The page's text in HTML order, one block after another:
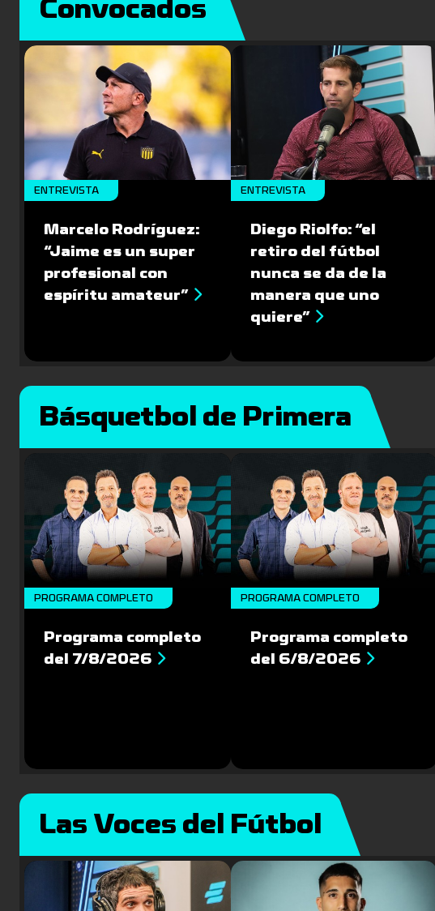
Convocados
ENTREVISTA
Marcelo Rodríguez:
“Jaime es un super
profesional con
espíritu amateur”
ENTREVISTA
Diego Riolfo: “el
retiro del fútbol
nunca se da de la
manera que uno
quiere”
Básquetbol de Primera
PROGRAMA COMPLETO
Programa completo
del 7/8/2026
PROGRAMA COMPLETO
Programa completo
del 6/8/2026
Las Voces del Fútbol